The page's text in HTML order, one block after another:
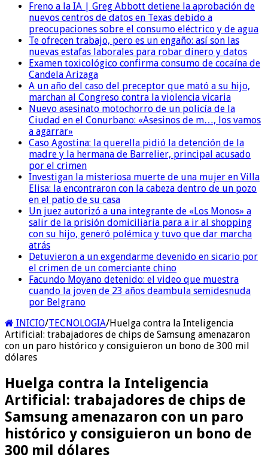
Freno a la IA | Greg Abbott detiene la aprobación de
nuevos centros de datos en Texas debido a
preocupaciones sobre el consumo eléctrico y de agua
Te ofrecen trabajo, pero es un engaño: así son las
nuevas estafas laborales para robar dinero y datos
Examen toxicológico confirma consumo de cocaína de
Candela Arizaga
A un año del caso del preceptor que mató a su hijo,
marchan al Congreso contra la violencia vicaria
Nuevo asesinato motochorro de un policía de la
Ciudad en el Conurbano: «Asesinos de m…, los vamos
a agarrar»
Caso Agostina: la querella pidió la detención de la
madre y la hermana de Barrelier, principal acusado
por el crimen
Investigan la misteriosa muerte de una mujer en Villa
Elisa: la encontraron con la cabeza dentro de un pozo
en el patio de su casa
Un juez autorizó a una integrante de «Los Monos» a
salir de la prisión domiciliaria para a ir al shopping
con su hijo, generó polémica y tuvo que dar marcha
atrás
Detuvieron a un exgendarme devenido en sicario por
el crimen de un comerciante chino
Facundo Moyano detenido: el video que muestra
cuando la joven de 23 años deambula semidesnuda
por Belgrano
INICIO/TECNOLOGIA/Huelga contra la Inteligencia
Artificial: trabajadores de chips de Samsung amenazaron
con un paro histórico y consiguieron un bono de 300 mil
dólares
Huelga contra la Inteligencia
Artificial: trabajadores de chips de
Samsung amenazaron con un paro
histórico y consiguieron un bono de
300 mil dólares